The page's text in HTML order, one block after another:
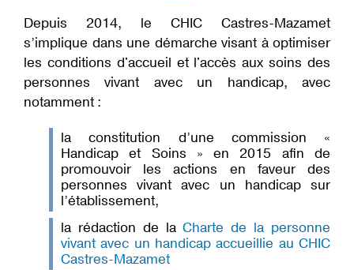
d'Ariane
Depuis 2014, le CHIC Castres-Mazamet
s’implique dans une démarche visant à optimiser
les conditions d'accueil et l'accès aux soins des
personnes vivant avec un handicap, avec
notamment :
la constitution d’une commission «
Handicap et Soins » en 2015 afin de
promouvoir les actions en faveur des
personnes vivant avec un handicap sur
l’établissement,
la rédaction de laCharte de la personne
vivant avec un handicap accueillie au CHIC
Castres-Mazamet